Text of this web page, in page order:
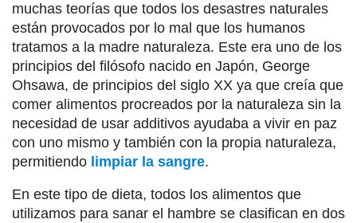
muchas teorías que todos los desastres naturales
están provocados por lo mal que los humanos
tratamos a la madre naturaleza. Este era uno de los
principios del filósofo nacido en Japón, George
Ohsawa, de principios del siglo XX ya que creía que
comer alimentos procreados por la naturaleza sin la
necesidad de usar additivos ayudaba a vivir en paz
con uno mismo y también con la propia naturaleza,
permitiendo limpiar la sangre.
En este tipo de dieta, todos los alimentos que
utilizamos para sanar el hambre se clasifican en dos